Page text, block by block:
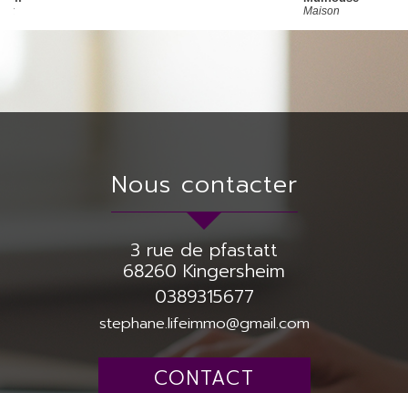
nous contacter
3 rue de pfastatt
68260 Kingersheim
0389315677
stephane.lifeimmo@gmail.com
CONTACT